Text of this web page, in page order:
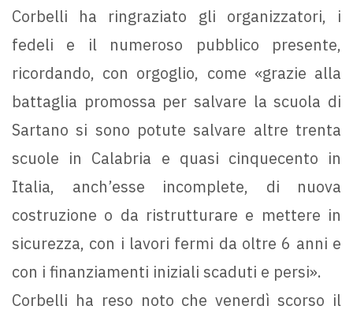
Corbelli ha ringraziato gli organizzatori, i
fedeli e il numeroso pubblico presente,
ricordando, con orgoglio, come «grazie alla
battaglia promossa per salvare la scuola di
Sartano si sono potute salvare altre trenta
scuole in Calabria e quasi cinquecento in
Italia, anch’esse incomplete, di nuova
costruzione o da ristrutturare e mettere in
sicurezza, con i lavori fermi da oltre 6 anni e
con i finanziamenti iniziali scaduti e persi».
Corbelli ha reso noto che venerdì scorso il